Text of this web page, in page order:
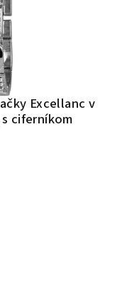
Excellanc v
ciferníkom